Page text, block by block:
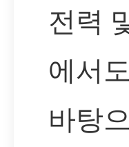
전력
에서
바탕